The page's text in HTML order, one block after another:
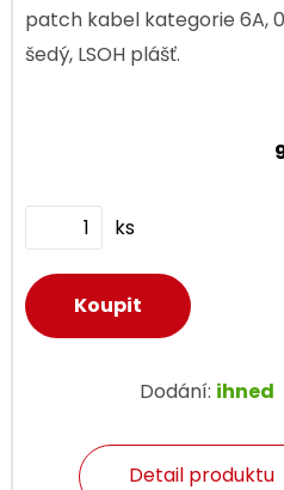
patch kabel kategorie 6A,
šedý, LSOH plášť.
ks
Dodání: ihned
Detail produktu